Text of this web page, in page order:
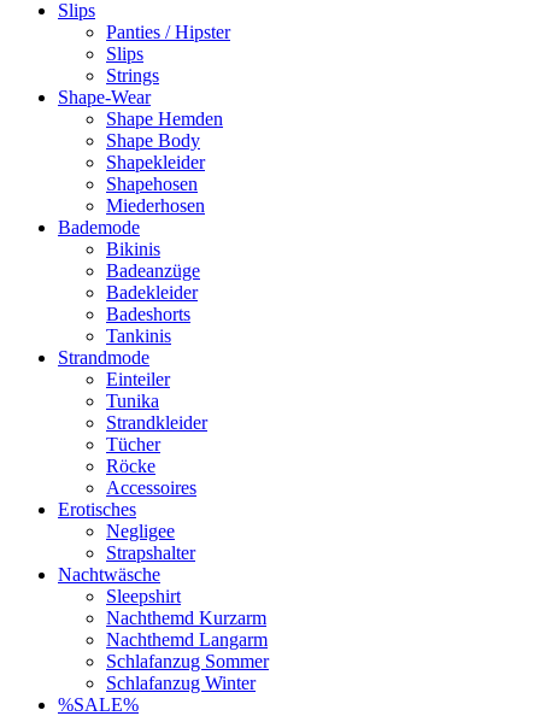
Slips
Panties / Hipster
Slips
Strings
Shape-Wear
Shape Hemden
Shape Body
Shapekleider
Shapehosen
Miederhosen
Bademode
Bikinis
Badeanzüge
Badekleider
Badeshorts
Tankinis
Strandmode
Einteiler
Tunika
Strandkleider
Tücher
Röcke
Accessoires
Erotisches
Negligee
Strapshalter
Nachtwäsche
Sleepshirt
Nachthemd Kurzarm
Nachthemd Langarm
Schlafanzug Sommer
Schlafanzug Winter
%SALE%